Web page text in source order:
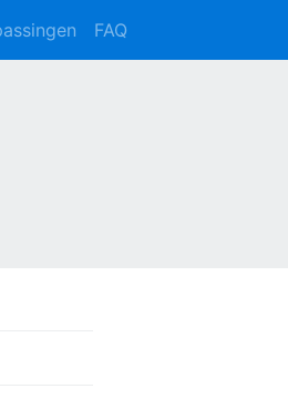
FAQ